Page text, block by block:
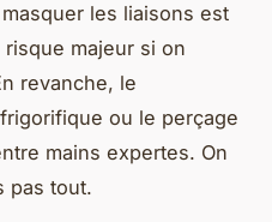
les liaisons est
majeur si on
revanche, le
ou le perçage
mains expertes. On
pas tout.